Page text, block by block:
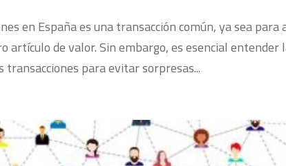
en España es una transacción común, ya sea
artículo de valor. Sin embargo, es esencial entender
transacciones para evitar sorpresas...